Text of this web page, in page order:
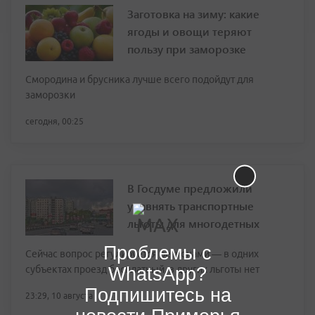
Заготовка на зиму: какие
ягоды и овощи теряют
пользу при заморозке
Смородина и брусника лучше всего подойдут для
заморозки
сегодня, 00:25
В Госдуме предложили
уравнять транспортные
льготы для многодетных
Сейчас вопрос регулируется регионами — в одних
субъектах проезд бесплатный, в других льготы нет
23:29, 10 августа
Проблемы с
WhatsApp?
Подпишитесь на